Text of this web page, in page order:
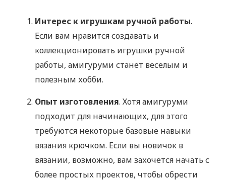
Интерес к игрушкам ручной работы.
Если вам нравится создавать и
коллекционировать игрушки ручной
работы, амигуруми станет веселым и
полезным хобби.
Опыт изготовления. Хотя амигуруми
подходит для начинающих, для этого
требуются некоторые базовые навыки
вязания крючком. Если вы новичок в
вязании, возможно, вам захочется начать с
более простых проектов, чтобы обрести